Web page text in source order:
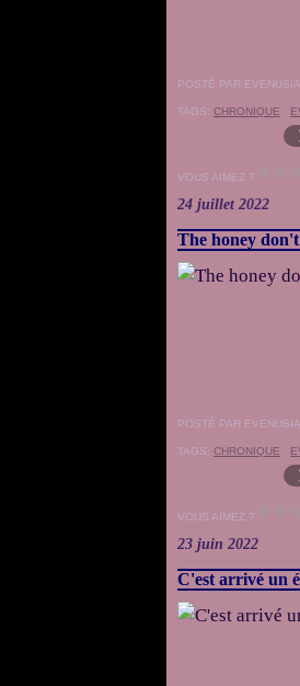
POSTÉ PAR
TAGS: CHRONIQUE
VOUS AIMEZ ?
24 juillet 2022
The honey
POSTÉ PAR
TAGS: CHRONIQUE
VOUS AIMEZ ?
23 juin 2022
C'est arrivé un